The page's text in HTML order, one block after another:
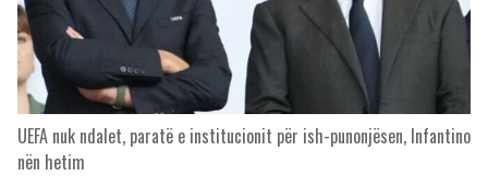
UEFA nuk ndalet, paratë e institucionit për ish-punonjësen, Infantino
nën hetim